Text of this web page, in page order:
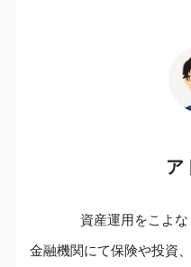
ア
資産運用をこよ
金融機関にて保険や投資